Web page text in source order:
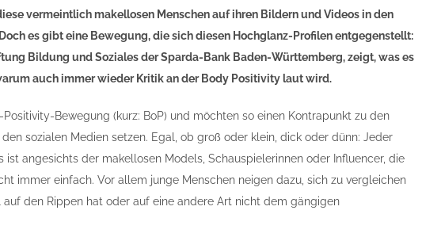
vermeintlich makellosen Menschen auf ihren Bildern und Videos in den
es gibt eine Bewegung, die sich diesen Hochglanz-Profilen entgegenstellt:
Bildung und Soziales der Sparda-Bank Baden-Württemberg, zeigt, was es
auch immer wieder Kritik an der Body Positivity laut wird.
Bewegung (kurz: BoP) und möchten so einen Kontrapunkt zu den
sozialen Medien setzen. Egal, ob groß oder klein, dick oder dünn: Jeder
angesichts der makellosen Models, Schauspielerinnen oder Influencer, die
immer einfach. Vor allem junge Menschen neigen dazu, sich zu vergleichen
den Rippen hat oder auf eine andere Art nicht dem gängigen